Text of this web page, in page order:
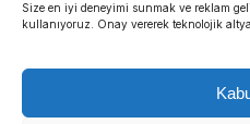
Size en iyi deneyimi sunmak ve reklam
kullanıyoruz. Onay vererek teknolojik